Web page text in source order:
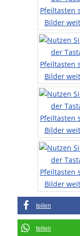
teilen
teilen